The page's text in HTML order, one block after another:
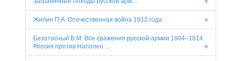
Жилин П.А. Отечественная война 1812 года
Безотосный В.М. Все сражения русской армии 1804–1814.
Россия против Наполео ...